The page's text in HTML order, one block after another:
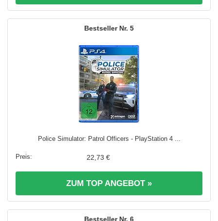
5
Police Simulator: Patrol Officers - PlayStation 4 ...
22,73 €
ZUM TOP ANGEBOT »
6